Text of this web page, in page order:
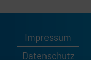
Impressum
Datenschutz